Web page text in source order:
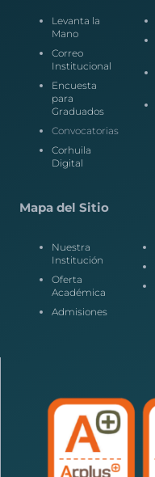
Levanta la
Mano
Correo
Institucional
Encuesta
para
Graduados
Convocatorias
Corhuila
Digital
Mapa del Sitio
Nuestra
Institución
Oferta
Académica
Admisiones